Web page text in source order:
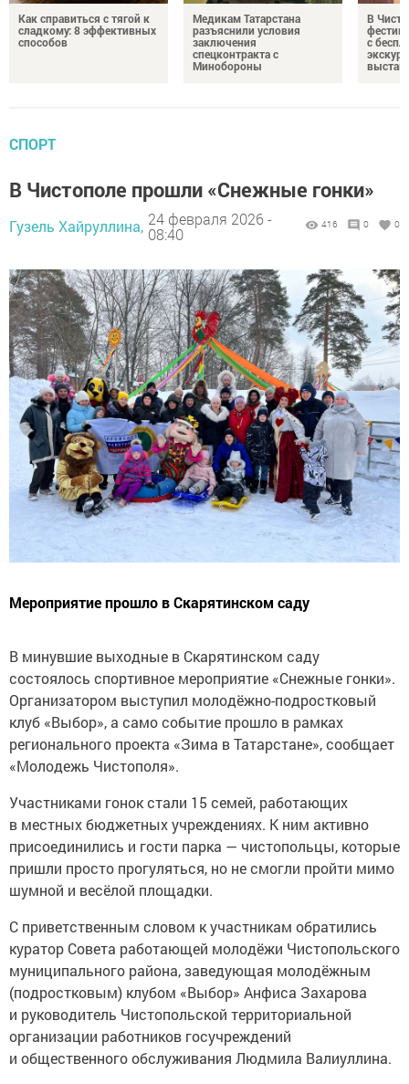
Как справиться с тягой к
сладкому: 8 эффективных
способов
Медикам Татарстана
разъяснили условия
заключения
спецконтракта с
Минобороны
В
с
СПОРТ
В Чистополе прошли «Снежные гонки»
Гузель Хайруллина, 24 февраля 2026 -
08:40
416 0 0
Мероприятие прошло в Скарятинском саду
В минувшие выходные в Скарятинском саду
состоялось спортивное мероприятие «Снежные гонки».
Организатором выступил молодёжно-подростковый
клуб «Выбор», а само событие прошло в рамках
регионального проекта «Зима в Татарстане», сообщает
«Молодежь Чистополя».
Участниками гонок стали 15 семей, работающих
в местных бюджетных учреждениях. К ним активно
присоединились и гости парка — чистопольцы, которые
пришли просто прогуляться, но не смогли пройти мимо
шумной и весёлой площадки.
С приветственным словом к участникам обратились
куратор Совета работающей молодёжи Чистопольского
муниципального района, заведующая молодёжным
(подростковым) клубом «Выбор» Анфиса Захарова
и руководитель Чистопольской территориальной
организации работников госучреждений
и общественного обслуживания Людмила Валиуллина.